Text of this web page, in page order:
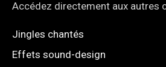
Accédez directement aux autres
Jingles chantés
Effets sound-design